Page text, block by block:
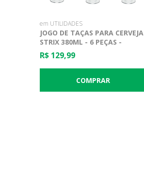
em UTILIDADES
JOGO DE TAÇAS PARA CERVEJA
STRIX 380ML - 6 PEÇAS -
BOHEMIA
R$ 129,99